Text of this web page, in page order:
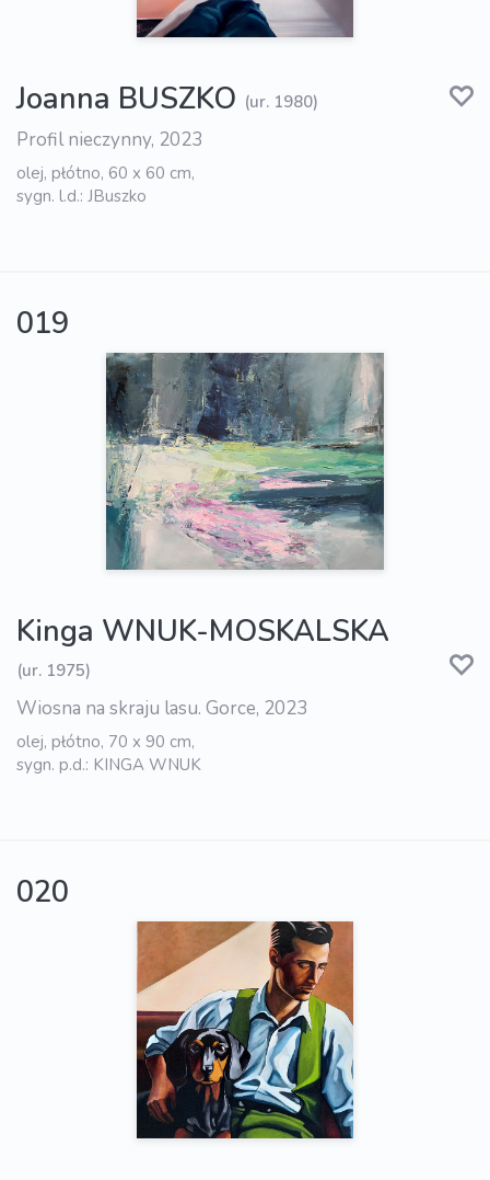
Joanna BUSZKO (ur. 1980)
Profil nieczynny, 2023
olej, płótno, 60 x 60 cm,
sygn. l.d.: JBuszko
019
Kinga WNUK-MOSKALSKA
(ur. 1975)
Wiosna na skraju lasu. Gorce, 2023
olej, płótno, 70 x 90 cm,
sygn. p.d.: KINGA WNUK
020